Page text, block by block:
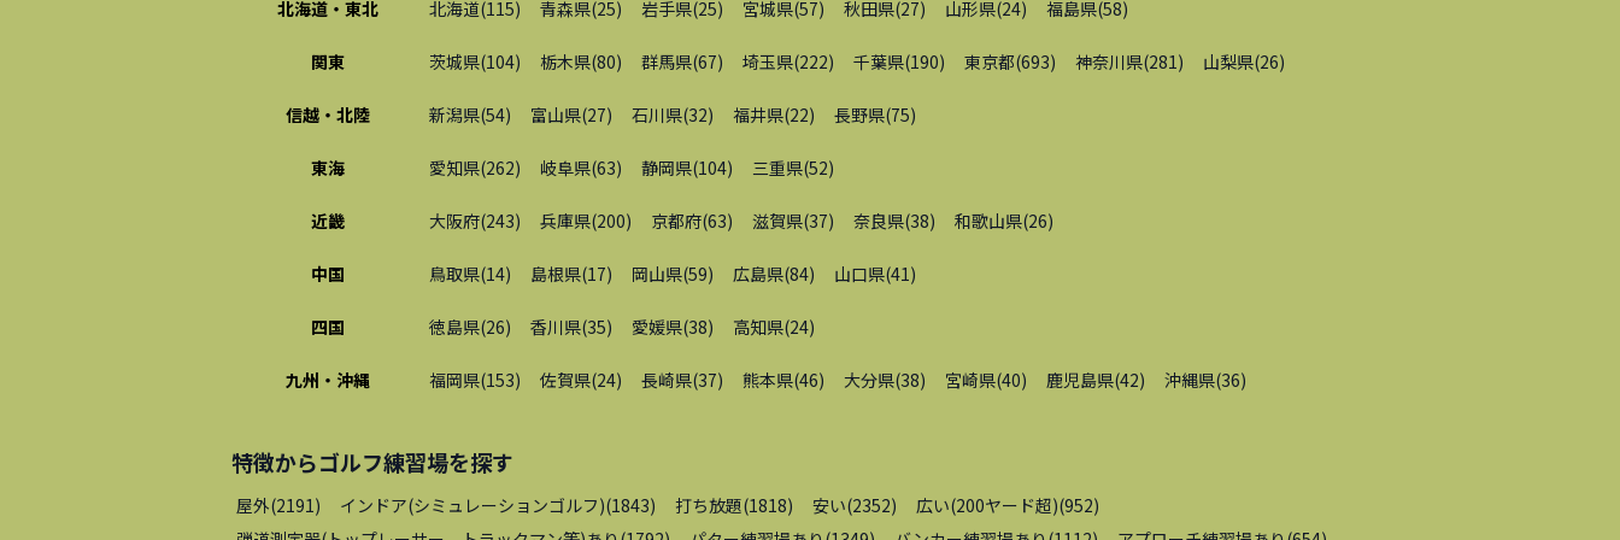
北海道・東北 北海道(115) 青森県(25) 岩手県(25) 宮城県(57) 秋田県(27) 山形県(24) 福島県(58)
関東 茨城県(104) 栃木県(80) 群馬県(67) 埼玉県(222) 千葉県(190) 東京都(693) 神奈川県(281) 山梨県(26)
信越・北陸 新潟県(54) 富山県(27) 石川県(32) 福井県(22) 長野県(75)
東海 愛知県(262) 岐阜県(63) 静岡県(104) 三重県(52)
近畿 大阪府(243) 兵庫県(200) 京都府(63) 滋賀県(37) 奈良県(38) 和歌山県(26)
中国 鳥取県(14) 島根県(17) 岡山県(59) 広島県(84) 山口県(41)
四国 徳島県(26) 香川県(35) 愛媛県(38) 高知県(24)
九州・沖縄 福岡県(153) 佐賀県(24) 長崎県(37) 熊本県(46) 大分県(38) 宮崎県(40) 鹿児島県(42) 沖縄県(36)
特徴からゴルフ練習場を探す
屋外(2191) インドア(シミュレーションゴルフ)(1843) 打ち放題(1818) 安い(2352) 広い(200ヤード超)(952)